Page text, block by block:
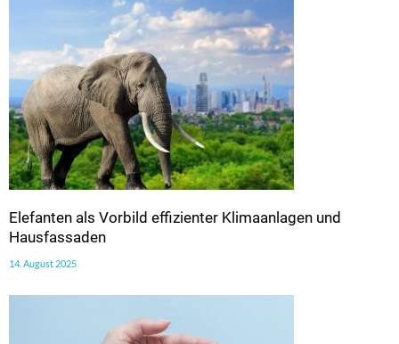
Elefanten als Vorbild effizienter Klimaanlagen und
Hausfassaden
14. August 2025